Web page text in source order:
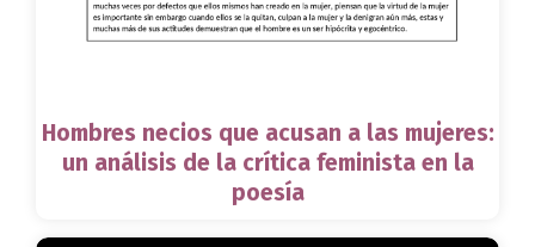
Hombres necios que acusan a las mujeres:
un análisis de la crítica feminista en la
poesía